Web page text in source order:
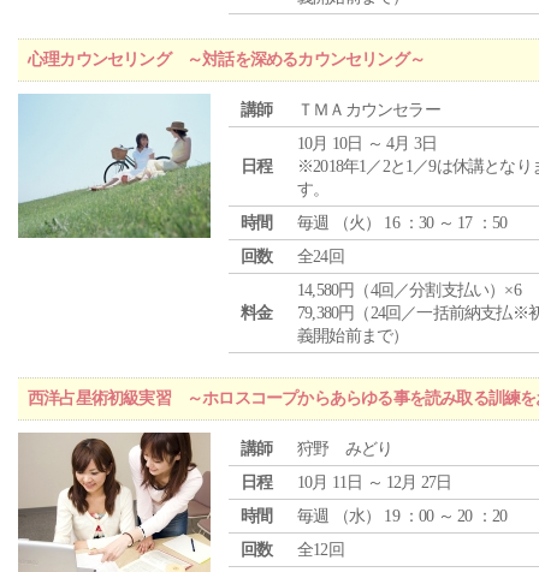
心理カウンセリング ～対話を深めるカウンセリング～
講師 ＴＭＡカウンセラー
日程
10月 10日 ～ 4月 3日
※2018年1／2と1／9は休講となり
す。
時間
毎週 （火 ） 16 ：30 ～ 17 ：50
回数
全24回
料金
14,580円（4回／分割支払い）×6
79,380円（24回／一括前納支払※
義開始前まで）
西洋占星術初級実習 ～ホロスコープからあらゆる事を読み取る訓練を
講師
狩野 みどり
日程
10月 11日 ～ 12月 27日
時間
毎週 （水） 19 ：00 ～ 20 ：20
回数
全12回